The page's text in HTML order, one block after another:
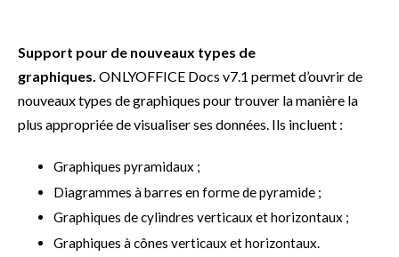
Support pour de nouveaux types de
graphiques. ONLYOFFICE Docs v7.1 permet d’ouvrir de
nouveaux types de graphiques pour trouver la manière la
plus appropriée de visualiser ses données. Ils incluent :
Graphiques pyramidaux ;
Diagrammes à barres en forme de pyramide ;
Graphiques de cylindres verticaux et horizontaux ;
Graphiques à cônes verticaux et horizontaux.